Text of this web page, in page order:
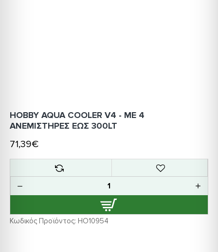
Κωδικός Προϊόντος: HO10954
HOBBY AQUA COOLER V4 - ΜΕ 4
ΑΝΕΜΙΣΤΗΡΕΣ ΕΩΣ 300LT
71,39€